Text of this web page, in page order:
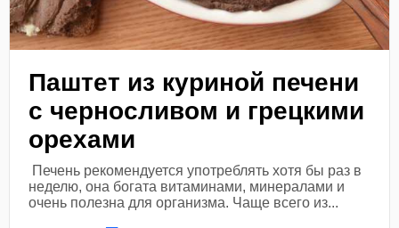
Паштет из куриной печени
с черносливом и грецкими
орехами
Печень рекомендуется употреблять хотя бы раз в
неделю, она богата витаминами, минералами и
очень полезна для организма. Чаще всего из...